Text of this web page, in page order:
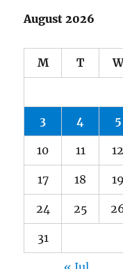
August 2026
M T W
3 4 5
10 11 12
17 18 19
24 25
31